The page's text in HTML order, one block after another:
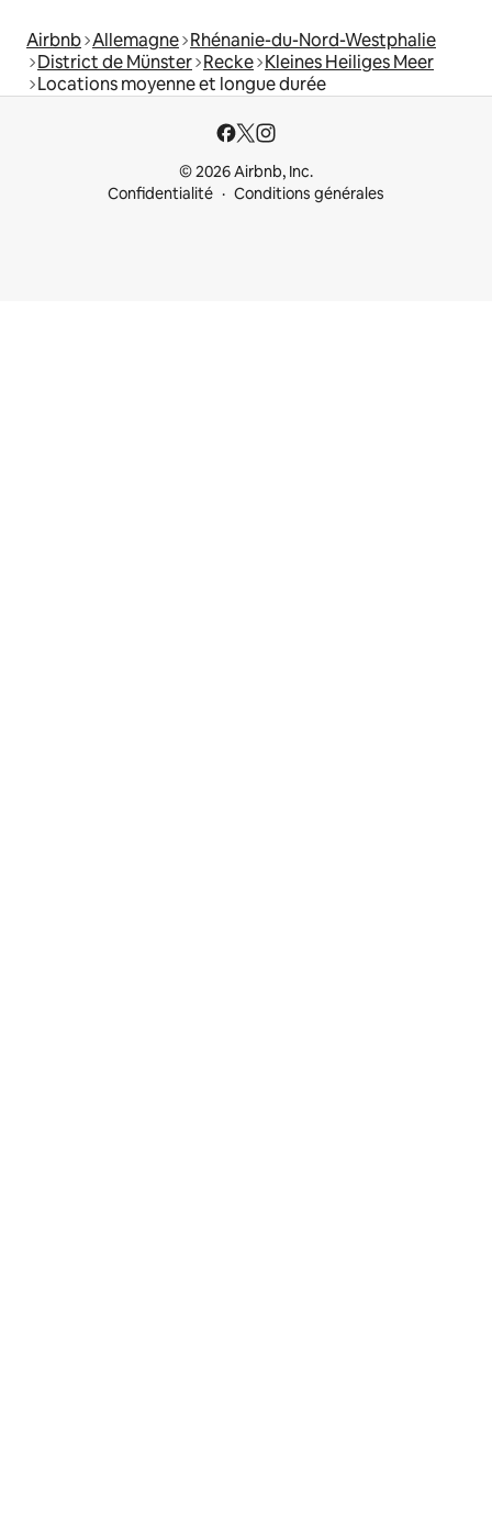
Airbnb Allemagne Rhénanie-du-Nord-Westphalie
District de Münster Recke Kleines Heiliges Meer
Locations moyenne et longue durée
© 2026 Airbnb, Inc.
Confidentialité
Conditions générales